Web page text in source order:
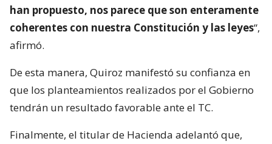
han propuesto, nos parece que son enteramente
coherentes con nuestra Constitución y las leyes“,
afirmó.
De esta manera, Quiroz manifestó su confianza en
que los planteamientos realizados por el Gobierno
tendrán un resultado favorable ante el TC.
Finalmente, el titular de Hacienda adelantó que,